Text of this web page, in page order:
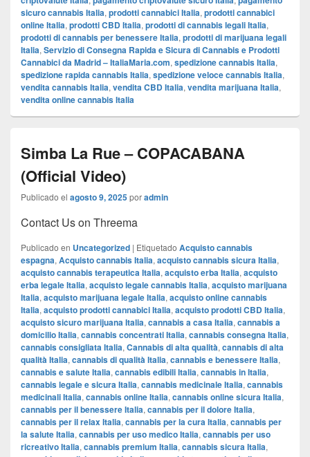
sicuro cannabis Italia, prodotti cannabici Italia, prodotti cannabici
online Italia, prodotti CBD Italia, prodotti di cannabis legali Italia,
prodotti di cannabis per benessere Italia, prodotti di marijuana legali
Italia, Servizio di Consegna Rapida e Sicura di Cannabis e Prodotti
Cannabici da Madrid – ItaliaMaria.com, spedizione cannabis Italia,
spedizione rapida cannabis Italia, spedizione veloce cannabis Italia,
vendita cannabis Italia, vendita CBD Italia, vendita marijuana Italia,
vendita online cannabis Italia
Simba La Rue – COPACABANA
(Official Video)
Publicado el agosto 9, 2025poradmin
Contact Us on Threema
Publicado en Uncategorized | Etiquetado Acquisto cannabis
espagna, Acquisto cannabis Italia, acquisto cannabis sicura Italia,
acquisto cannabis terapeutica Italia, acquisto erba Italia, acquisto
erba legale Italia, acquisto legale cannabis Italia, acquisto marijuana
Italia, acquisto marijuana legale Italia, acquisto online cannabis
Italia, acquisto prodotti cannabici Italia, acquisto prodotti CBD Italia,
acquisto sicuro marijuana Italia, cannabis a casa Italia, cannabis a
domicilio Italia, cannabis concentrati Italia, cannabis consegna Italia,
cannabis consigliata Italia, Cannabis di alta qualità, cannabis di alta
qualità Italia, cannabis di qualità Italia, cannabis e benessere Italia,
cannabis e salute Italia, cannabis edibili Italia, cannabis in Italia,
cannabis legale e sicura Italia, cannabis medicinale Italia, cannabis
medicinali Italia, cannabis online Italia, cannabis online sicura Italia,
cannabis per il benessere Italia, cannabis per il dolore Italia,
cannabis per il relax Italia, cannabis per la cura Italia, cannabis per
la salute Italia, cannabis per uso medico Italia, cannabis per uso
ricreativo Italia, cannabis premium Italia, cannabis sicura Italia,